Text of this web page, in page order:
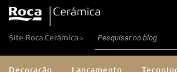
Site Roca Cerâmica >
Decoração Lançamento